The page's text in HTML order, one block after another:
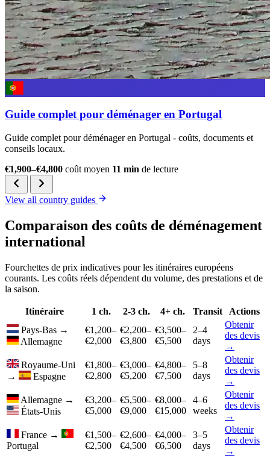
Guide complet pour déménager en Portugal
Guide complet pour déménager en Portugal - coûts, documents et
conseils locaux.
€1,900–€4,800 coût moyen 11 min de lecture
View all country guides
Comparaison des coûts de déménagement
international
Fourchettes de prix indicatives pour les itinéraires européens
courants. Les coûts réels dépendent du volume, des prestations et de
la saison.
Itinéraire 1 ch. 2-3 ch. 4+ ch. Transit
Actions
Pays-Bas →
Allemagne
€1,200–
€2,000
€2,200–
€3,800
€3,500–
€5,500
2–4
days
Obtenir
des devis
→
Royaume-Uni
→
Espagne
€1,800–
€2,800
€3,000–
€5,200
€4,800–
€7,500
5–8
days
Obtenir
des devis
→
Allemagne →
États-Unis
€3,200–
€5,000
€5,500–
€9,000
€8,000–
€15,000
4–6
weeks
Obtenir
des devis
→
France →
Portugal
€1,500–
€2,500
€2,600–
€4,500
€4,000–
€6,500
3–5
days
Obtenir
des devis
→